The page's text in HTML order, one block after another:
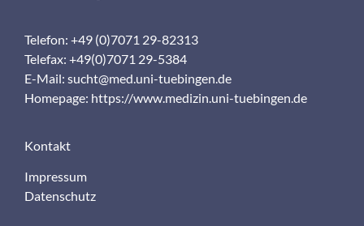
Telefon: +49 (0)7071 29-82313
Telefax: +49(0)7071 29-5384
E-Mail: sucht@med.uni-tuebingen.de
Homepage: https://www.medizin.uni-tuebingen.de
Kontakt
Impressum
Datenschutz